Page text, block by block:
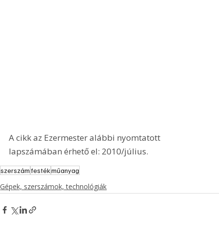
A cikk az Ezermester alábbi nyomtatott
lapszámában érhető el: 2010/július.
szerszámfestékműanyag
Gépek, szerszámok, technológiák